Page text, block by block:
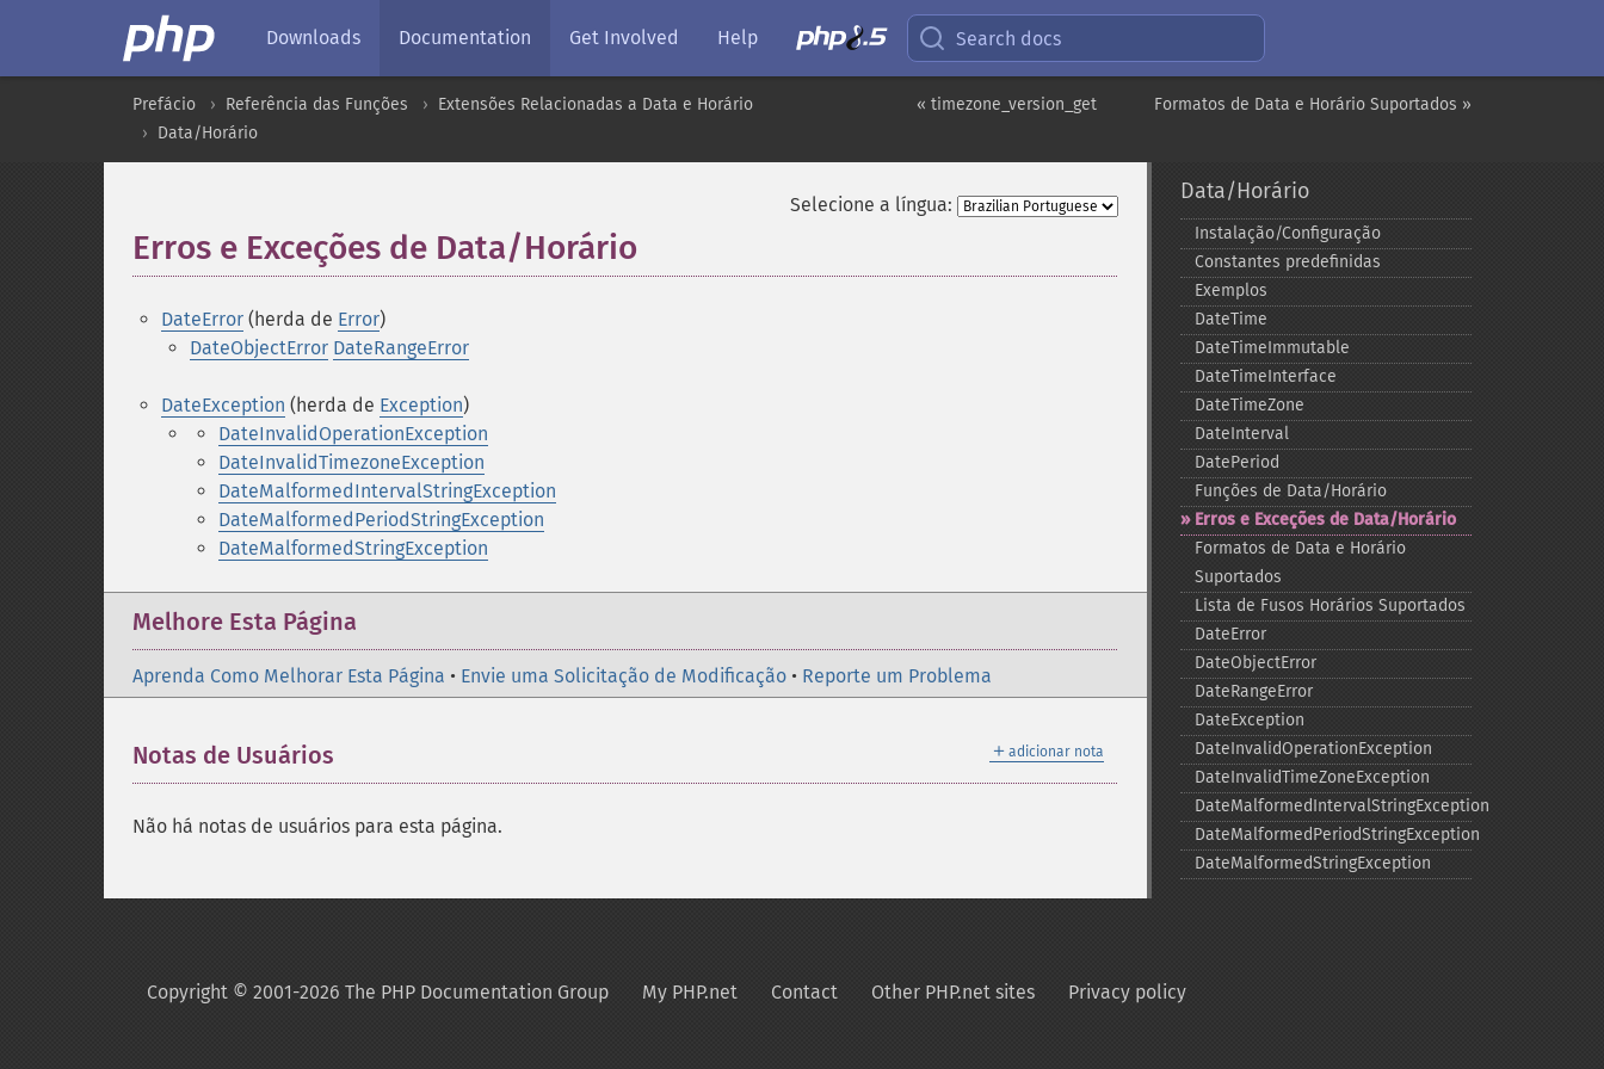
Downloads Documentation Get Involved Help Search docs
Formatos de Data e Horário Suportados »
« timezone_version_get
Prefácio Referência das Funções
Extensões Relacionadas a Data e Horário
Data/Horário
Selecione a língua:
Erros e Exceções de Data/Horário
DateError (herda de Error)
DateObjectError DateRangeError
DateException (herda de Exception)
DateInvalidOperationException
DateInvalidTimezoneException
DateMalformedIntervalStringException
DateMalformedPeriodStringException
DateMalformedStringException
Melhore Esta Página
Aprenda Como Melhorar Esta Página • Envie uma Solicitação de Modificação • Reporte um Problema
＋ adicionar nota
Notas de Usuários
Não há notas de usuários para esta página.
Data/Horário
Instalação/Configuração
Constantes predefinidas
Exemplos
DateTime
DateTimeImmutable
DateTimeInterface
DateTimeZone
DateInterval
DatePeriod
Funções de Data/Horário
Erros e Exceções de Data/Horário
Formatos de Data e Horário
Suportados
Lista de Fusos Horários Suportados
DateError
DateObjectError
DateRangeError
DateException
DateInvalidOperationException
DateInvalidTimeZoneException
DateMalformedIntervalStringException
DateMalformedPeriodStringException
DateMalformedStringException
Copyright © 2001-2026 The PHP Documentation Group My PHP.net Contact Other PHP.net sites Privacy policy